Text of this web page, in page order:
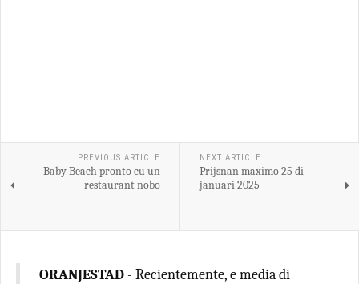
PREVIOUS ARTICLE
Baby Beach pronto cu un
restaurant nobo
NEXT ARTICLE
Prijsnan maximo 25 di
januari 2025
ORANJESTAD - Recientemente, e media di